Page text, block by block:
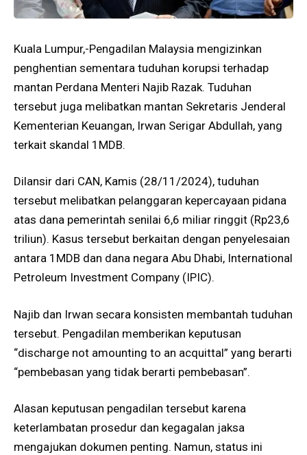
Kuala Lumpur,-Pengadilan Malaysia mengizinkan
penghentian sementara tuduhan korupsi terhadap
mantan Perdana Menteri Najib Razak. Tuduhan
tersebut juga melibatkan mantan Sekretaris Jenderal
Kementerian Keuangan, Irwan Serigar Abdullah, yang
terkait skandal 1MDB.
Dilansir dari CAN, Kamis (28/11/2024), tuduhan
tersebut melibatkan pelanggaran kepercayaan pidana
atas dana pemerintah senilai 6,6 miliar ringgit (Rp23,6
triliun). Kasus tersebut berkaitan dengan penyelesaian
antara 1MDB dan dana negara Abu Dhabi, International
Petroleum Investment Company (IPIC).
Najib dan Irwan secara konsisten membantah tuduhan
tersebut. Pengadilan memberikan keputusan
“discharge not amounting to an acquittal” yang berarti
“pembebasan yang tidak berarti pembebasan”.
Alasan keputusan pengadilan tersebut karena
keterlambatan prosedur dan kegagalan jaksa
mengajukan dokumen penting. Namun, status ini